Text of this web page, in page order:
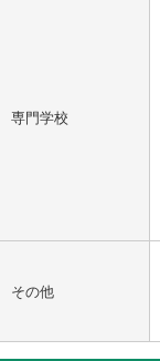
専門学校
その他